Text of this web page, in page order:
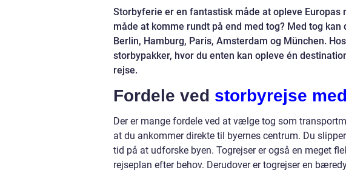
Storbyferie er en fantastisk måde at opleve
måde at komme rundt på end med tog? Med tog
Berlin, Hamburg, Paris, Amsterdam og München.
storbypakker, hvor du enten kan opleve én
rejse.
Fordele ved storbyrejse
Der er mange fordele ved at vælge tog som
at du ankommer direkte til byernes centrum. Du
tid på at udforske byen. Togrejser er også en meget
rejseplan efter behov. Derudover er togrejser en